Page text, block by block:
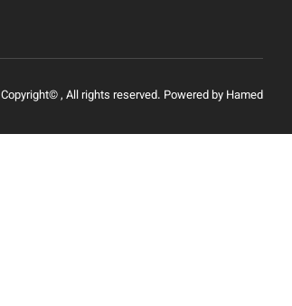
Copyright© , All rights reserved. Powered by Hamed